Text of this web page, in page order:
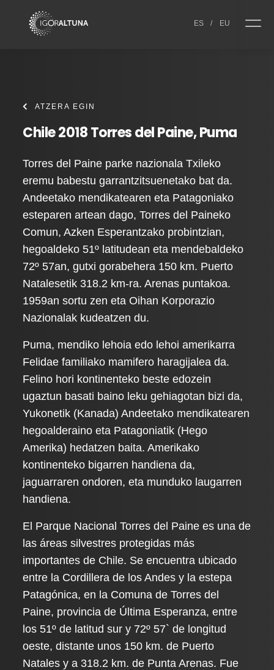
ES / EU
ATZERA EGIN
Chile 2018 Torres del Paine, Puma
Torres del Paine parke nazionala Txileko
eremu babestu garrantzitsuenetako bat da.
Andeetako mendikatearen eta Patagoniako
esteparen artean dago, Torres del Paineko
Comun, Azken Esperantzako probintzian,
hegoaldeko 51º latitudean eta mendebaldeko
72º 57an, gutxi gorabehera 150 km. Puerto
Natalesetik 318.2 km-ra. Arenas puntakoa.
1959an sortu zen eta Oihan Korporazio
Nazionalak kudeatzen du.
Puma, mendiko lehoia edo lehoi amerikarra
Felidae familiako mamifero haragijalea da.
Felino hori kontinenteko beste edozein
ugaztun basati baino leku gehiagotan bizi da,
Yukonetik (Kanada) Andeetako mendikatearen
hegoalderaino eta Patagoniatik (Hego
Amerika) hedatzen baita. Amerikako
kontinenteko bigarren handiena da,
jaguarraren ondoren, eta munduko laugarren
handiena.
El Parque Nacional Torres del Paine es una de
las áreas silvestres protegidas más
importantes de Chile. Se encuentra ubicado
entre la Cordillera de los Andes y la estepa
Patagónica, en la Comuna de Torres del
Paine, provincia de Última Esperanza, entre
los 51º de latitud sur y 72º 57` de longitud
oeste, distante unos 150 km. de Puerto
Natales y a 318.2 km. de Punta Arenas. Fue